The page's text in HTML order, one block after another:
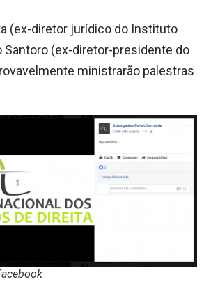
(ex-diretor jurídico do Instituto
Santoro (ex-diretor-presidente do
ministrarão palestras